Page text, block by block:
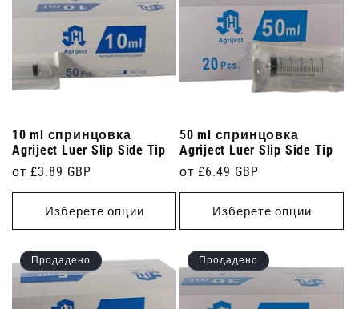
10 ml спринцовка
Agriject Luer Slip Side Tip
Редовна
цена
от £3.89 GBP
Изберете опции
50 ml спринцовка
Agriject Luer Slip Side Tip
Редовна
цена
от £6.49 GBP
Изберете опции
Продадено Продадено